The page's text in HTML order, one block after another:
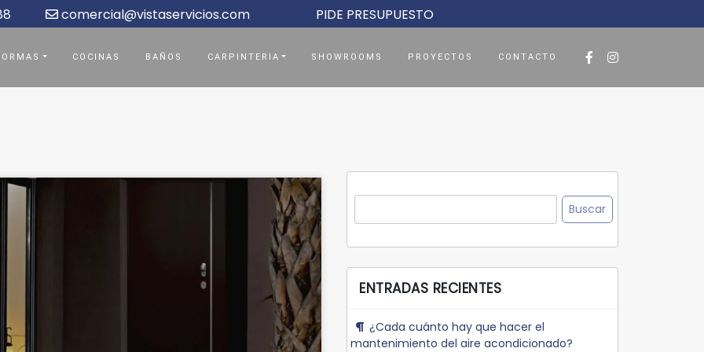
comercial@vistaservicios.com PIDE PRESUPUESTO
COCINAS BAÑOS CARPINTERIA SHOWROOMS PROYECTOS CONTACTO
Buscar:
ENTRADAS RECIENTES
¿Cada cuánto hay que hacer el
mantenimiento del aire acondicionado?